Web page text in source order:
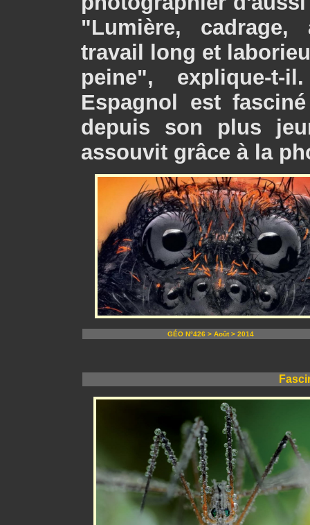
"Lumière,
travail long et
peine", explique-
Espagnol est
depuis son plus
assouvit grâce à la
GÉO N°426 > Août > 2014